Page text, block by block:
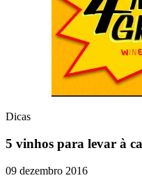
Dicas
5 vinhos para levar à
09 dezembro 2016